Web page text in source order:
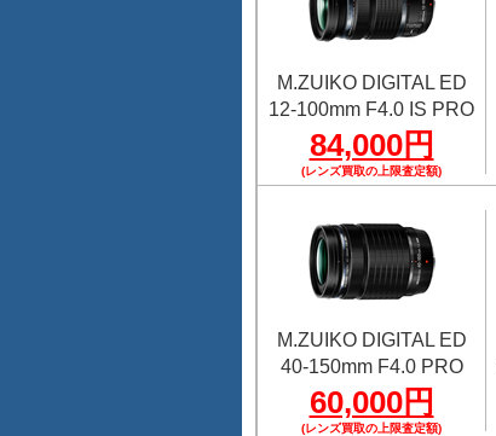
M.ZUIKO DIGITAL ED
12-100mm F4.0 IS PRO
84,000円
(レンズ買取の上限査定額)
M.ZUIKO DIGITAL ED
40-150mm F4.0 PRO
60,000円
(レンズ買取の上限査定額)